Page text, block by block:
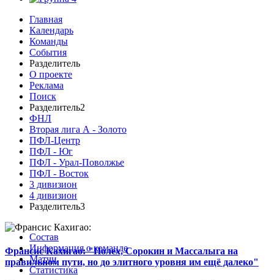
Главная
Календарь
Команды
События
Разделитель
О проекте
Реклама
Поиск
Разделитель2
ФНЛ
Вторая лига А - Золото
ПФЛ-Центр
ПФЛ - Юг
ПФЛ - Урал-Поволжье
ПФЛ - Восток
3 дивизион
4 дивизион
Разделитель3
Франсис Кахигао: "Полех, Сорокин и Массалыга на
правильном пути, но до элитного уровня им ещё далеко"
Состав
Информация о команде
Матчи
Статистика